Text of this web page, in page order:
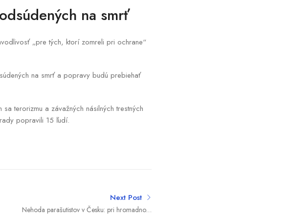
na smrť
„pre tých, ktorí zomreli pri ochrane“
na smrť a popravy budú prebiehať
terorizmu a závažných násilných trestných
popravili 15 ľudí.
Next Post
Nehoda parašutistov v Česku: pri hromadnom